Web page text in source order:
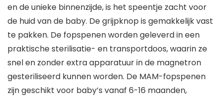
en de unieke binnenzijde, is het speentje zacht voor
de huid van de baby. De grijpknop is gemakkelijk vast
te pakken. De fopspenen worden geleverd in een
praktische sterilisatie- en transportdoos, waarin ze
snel en zonder extra apparatuur in de magnetron
gesteriliseerd kunnen worden. De MAM-fopspenen
zijn geschikt voor baby’s vanaf 6-16 maanden,